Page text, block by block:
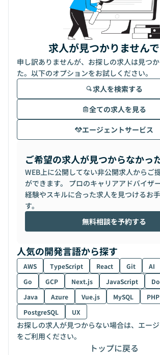
求人が見つかりません
申し訳ありませんが、お探しの求人は見つ
た。以下のオプションをお試しください。
求人を検索する
全ての求人を見る
エージェントサービス
ご希望の求人が見つからなかっ
WEB上に公開してない非公開求人からご
ができます。 プロのキャリアアドバイザ
経験やスキルに合った求人を見つけるお
す。
無料相談を予約する
人気の開発言語から探す
AWS TypeScript React Git AI
Go
GCP Next.js JavaScript
Java
Azure Vue.js MySQL PHP
PostgreSQL
UX
お探しの求人が見つからない場合は、エー
をご利用ください。
トップに戻る